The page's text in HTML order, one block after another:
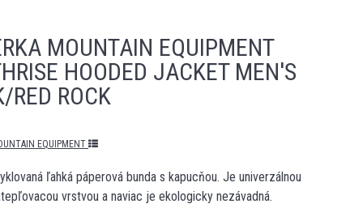
MOUNTAIN EQUIPMENT
HOODED JACKET MEN'S
RED ROCK
EQUIPMENT
ľahká páperová bunda s kapucňou. Je univerzálnou
vrstvou a naviac je ekologicky nezávadná.